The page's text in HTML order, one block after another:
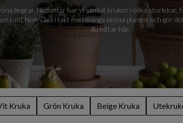
fingrar. Nedanför har vi samlat krukor i olika storlekar,
i ditt hem växa i takt med många sköna plantor och gör
du hittar här.
Kruka Grön Kruka Beige Kruka